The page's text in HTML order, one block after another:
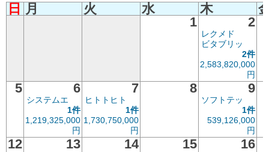
日 月 火 水 木
1
2
レクメド
ビタブリッ
2件
2,583,820,000
円
5 6
システムエ
1件
1,219,325,000
円
7
ヒトトヒト
1件
1,730,750,000
円
8 9
ソフトテッ
1件
539,126,000
円
12 13 14 15
16